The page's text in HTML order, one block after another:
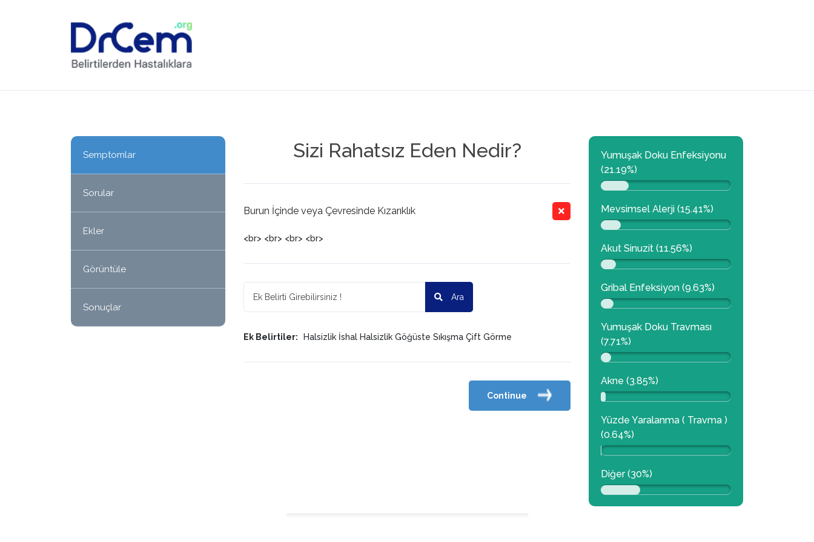
Semptomlar
Sorular
Ekler
Görüntüle
Sonuçlar
Sizi Rahatsız Eden Nedir?
Burun İçinde veya Çevresinde Kızarıklık
<br> <br> <br> <br>
Ara
Ek Belirtiler: Halsizlik İshal Halsizlik Göğüste Sıkışma Çift Görme
Continue
Yumuşak Doku Enfeksiyonu
(21.19%)
Mevsimsel Alerji (15.41%)
Akut Sinuzit (11.56%)
Gribal Enfeksiyon (9.63%)
Yumuşak Doku Travması
(7.71%)
Akne (3.85%)
Yüzde Yaralanma ( Travma )
(0.64%)
Diğer (30%)